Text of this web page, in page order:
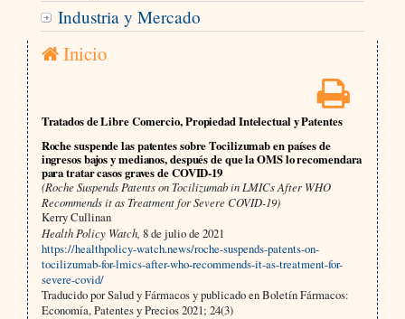
Industria y Mercado
Inicio
Tratados de Libre Comercio, Propiedad Intelectual y Patentes
Roche suspende las patentes sobre Tocilizumab en países de
ingresos bajos y medianos, después de que la OMS lo recomendara
para tratar casos graves de COVID-19
(Roche Suspends Patents on Tocilizumab in LMICs After WHO
Recommends it as Treatment for Severe COVID-19)
Kerry Cullinan
Health Policy Watch, 8 de julio de 2021
https://healthpolicy-watch.news/roche-suspends-patents-on-
tocilizumab-for-lmics-after-who-recommends-it-as-treatment-for-
severe-covid/
Traducido por Salud y Fármacos y publicado en Boletín Fármacos:
Economía, Patentes y Precios 2021; 24(3)